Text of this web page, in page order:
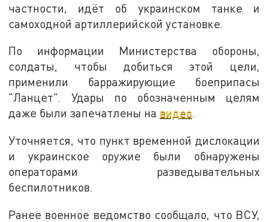
частности, идёт об украинском танке и
самоходной артиллерийской установке.
По информации Министерства обороны,
солдаты, чтобы добиться этой цели,
применили барражирующие боеприпасы
"Ланцет". Удары по обозначенным целям
даже были запечатлены на видео.
Уточняется, что пункт временной дислокации
и украинское оружие были обнаружены
операторами разведывательных
беспилотников.
Ранее военное ведомство сообщало, что ВСУ,